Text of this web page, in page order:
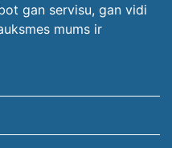
gan servisu, gan vidi
mums ir